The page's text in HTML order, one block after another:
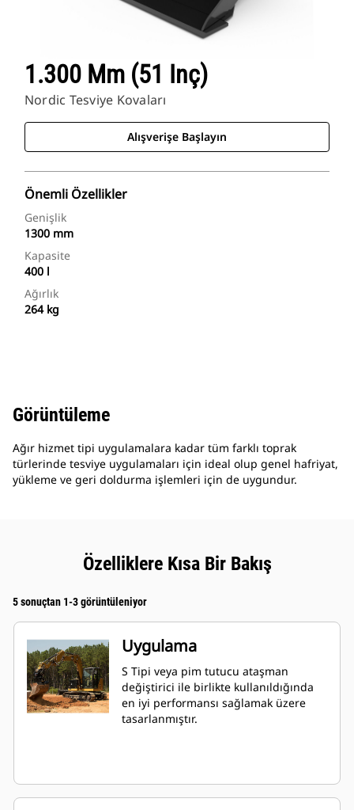
1.300 Mm (51 Inç)
Nordic Tesviye Kovaları
Alışverişe Başlayın
Önemli Özellikler
Genişlik
1300 mm
Kapasite
400 l
Ağırlık
264 kg
Görüntüleme
Ağır hizmet tipi uygulamalara kadar tüm farklı toprak
türlerinde tesviye uygulamaları için ideal olup genel hafriyat,
yükleme ve geri doldurma işlemleri için de uygundur.
Özelliklere Kısa Bir Bakış
5 sonuçtan 1-3 görüntüleniyor
Uygulama
S Tipi veya pim tutucu ataşman
değiştirici ile birlikte kullanıldığında
en iyi performansı sağlamak üzere
tasarlanmıştır.